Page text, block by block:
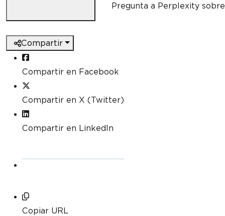
Pregunta a Perplexity
Compartir
Compartir en Facebook
Compartir en X (Twitter)
Compartir en LinkedIn
Copiar URL